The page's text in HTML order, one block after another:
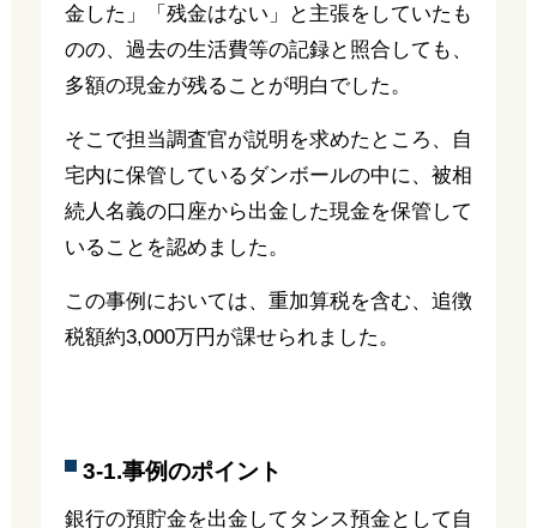
金した」「残金はない」と主張をしていたも
のの、過去の生活費等の記録と照合しても、
多額の現金が残ることが明白でした。
そこで担当調査官が説明を求めたところ、自
宅内に保管しているダンボールの中に、被相
続人名義の口座から出金した現金を保管して
いることを認めました。
この事例においては、重加算税を含む、追徴
税額約3,000万円が課せられました。
3-1.事例のポイント
銀行の預貯金を出金してタンス預金として自